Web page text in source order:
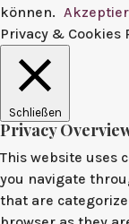
können.
Privacy & Cookies
Schließen
Privacy
This website uses
you navigate
that are